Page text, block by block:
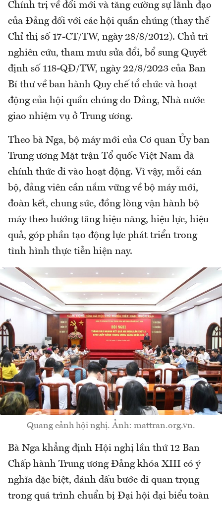
Chính trị về đổi mới và tăng cường sự lãnh đạo
của Đảng đối với các hội quần chúng (thay thế
Chỉ thị số 17-CT/TW, ngày 28/8/2012). Chủ trì
nghiên cứu, tham mưu sửa đổi, bổ sung Quyết
định số 118-QĐ/TW, ngày 22/8/2023 của Ban
Bí thư về ban hành Quy chế tổ chức và hoạt
động của hội quần chúng do Đảng, Nhà nước
giao nhiệm vụ ở Trung ương.
Theo bà Nga, bộ máy mới của Cơ quan Ủy ban
Trung ương Mặt trận Tổ quốc Việt Nam đã
chính thức đi vào hoạt động. Vì vậy, mỗi cán
bộ, đảng viên cần nắm vững về bộ máy mới,
đoàn kết, chung sức, đồng lòng vận hành bộ
máy theo hướng tăng hiệu năng, hiệu lực, hiệu
quả, góp phần tạo động lực phát triển trong
tình hình thực tiễn hiện nay.
Quang cảnh hội nghị. Ảnh: mattran.org.vn.
Bà Nga khẳng định Hội nghị lần thứ 12 Ban
Chấp hành Trung ương Đảng khóa XIII có ý
nghĩa đặc biệt, đánh dấu bước đi quan trọng
trong quá trình chuẩn bị Đại hội đại biểu toàn